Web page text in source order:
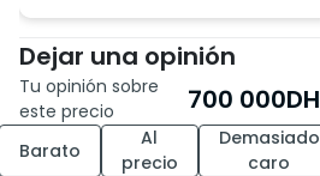
Dejar una opinión
Tu opinión sobre
este precio
700 000DH
Barato
Al
precio
Demasiado
caro